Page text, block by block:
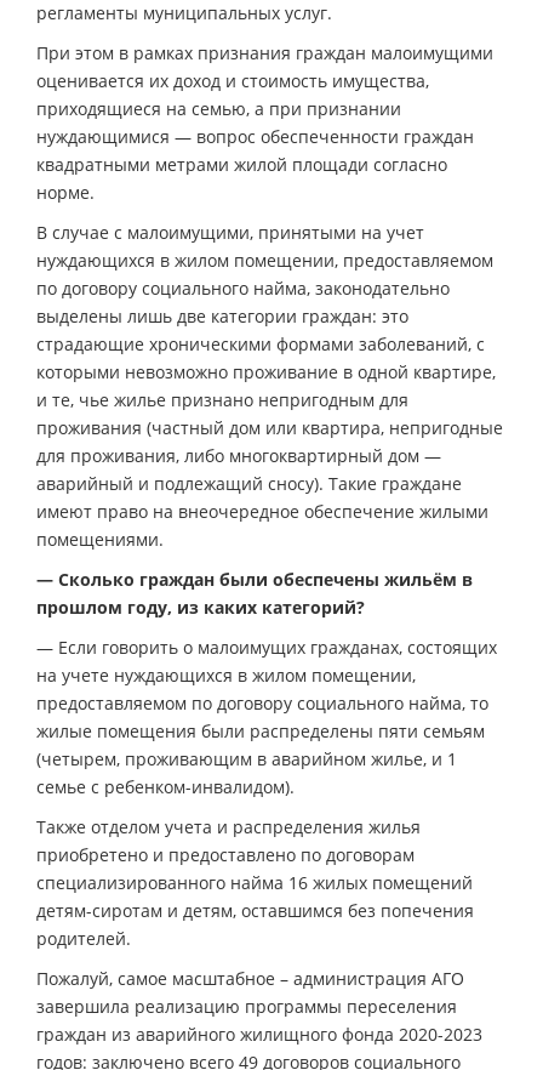
регламенты муниципальных услуг.
При этом в рамках признания граждан малоимущими
оценивается их доход и стоимость имущества,
приходящиеся на семью, а при признании
нуждающимися — вопрос обеспеченности граждан
квадратными метрами жилой площади согласно
норме.
В случае с малоимущими, принятыми на учет
нуждающихся в жилом помещении, предоставляемом
по договору социального найма, законодательно
выделены лишь две категории граждан: это
страдающие хроническими формами заболеваний, с
которыми невозможно проживание в одной квартире,
и те, чье жилье признано непригодным для
проживания (частный дом или квартира, непригодные
для проживания, либо многоквартирный дом —
аварийный и подлежащий сносу). Такие граждане
имеют право на внеочередное обеспечение жилыми
помещениями.
— Сколько граждан были обеспечены жильём в
прошлом году, из каких категорий?
— Если говорить о малоимущих гражданах, состоящих
на учете нуждающихся в жилом помещении,
предоставляемом по договору социального найма, то
жилые помещения были распределены пяти семьям
(четырем, проживающим в аварийном жилье, и 1
семье с ребенком-инвалидом).
Также отделом учета и распределения жилья
приобретено и предоставлено по договорам
специализированного найма 16 жилых помещений
детям-сиротам и детям, оставшимся без попечения
родителей.
Пожалуй, самое масштабное – администрация АГО
завершила реализацию программы переселения
граждан из аварийного жилищного фонда 2020-2023
годов: заключено всего 49 договоров социального